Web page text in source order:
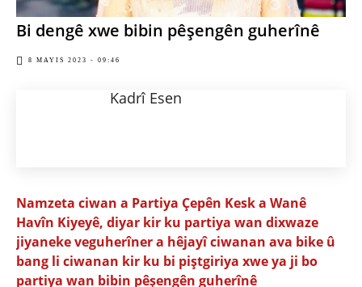
Bi dengê xwe bibin pêşengên guherînê
8 MAYIS 2023 - 09:46
Kadrî Esen
Namzeta ciwan a Partiya Çepên Kesk a Wanê
Havîn Kiyeyê, diyar kir ku partiya wan dixwaze
jiyaneke veguherîner a hêjayî ciwanan ava bike û
bang li ciwanan kir ku bi piştgiriya xwe ya ji bo
partiya wan bibin pêşengên guherînê